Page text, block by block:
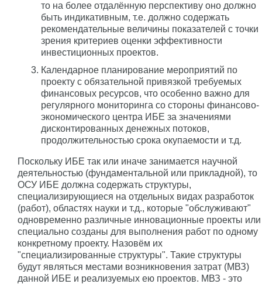
то на более отдалённую перспективу оно должно
быть индикативным, т.е. должно содержать
рекомендательные величины показателей с точки
зрения критериев оценки эффективности
инвестиционных проектов.
Календарное планирование мероприятий по
проекту с обязательной привязкой требуемых
финансовых ресурсов, что особенно важно для
регулярного мониторинга со стороны финансово-
экономического центра ИБЕ за значениями
дисконтированных денежных потоков,
продолжительностью срока окупаемости и т.д.
Поскольку ИБЕ так или иначе занимается научной
деятельностью (фундаментальной или прикладной), то
ОСУ ИБЕ должна содержать структуры,
специализирующиеся на отдельных видах разработок
(работ), областях науки и т.д., которые "обслуживают"
одновременно различные инновационные проекты или
специально созданы для выполнения работ по одному
конкретному проекту. Назовём их
"специализированные структуры". Такие структуры
будут являться местами возникновения затрат (МВЗ)
данной ИБЕ и реализуемых ею проектов. МВЗ - это